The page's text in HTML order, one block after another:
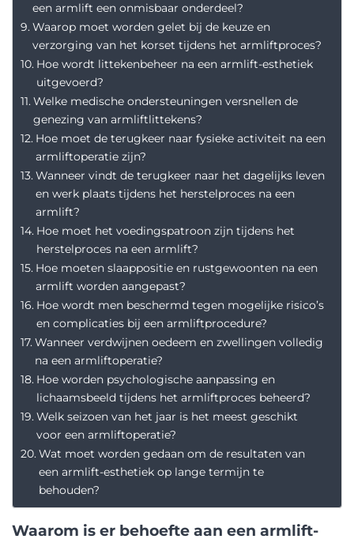
een armlift een onmisbaar onderdeel?
Waarop moet worden gelet bij de keuze en
verzorging van het korset tijdens het armliftproces?
Hoe wordt littekenbeheer na een armlift-esthetiek
uitgevoerd?
Welke medische ondersteuningen versnellen de
genezing van armliftlittekens?
Hoe moet de terugkeer naar fysieke activiteit na een
armliftoperatie zijn?
Wanneer vindt de terugkeer naar het dagelijks leven
en werk plaats tijdens het herstelproces na een
armlift?
Hoe moet het voedingspatroon zijn tijdens het
herstelproces na een armlift?
Hoe moeten slaappositie en rustgewoonten na een
armlift worden aangepast?
Hoe wordt men beschermd tegen mogelijke risico’s
en complicaties bij een armliftprocedure?
Wanneer verdwijnen oedeem en zwellingen volledig
na een armliftoperatie?
Hoe worden psychologische aanpassing en
lichaamsbeeld tijdens het armliftproces beheerd?
Welk seizoen van het jaar is het meest geschikt
voor een armliftoperatie?
Wat moet worden gedaan om de resultaten van
een armlift-esthetiek op lange termijn te
behouden?
Waarom is er behoefte aan een armlift-